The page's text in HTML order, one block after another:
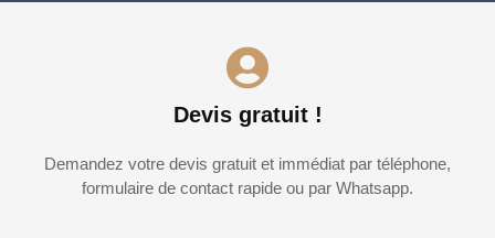
Devis gratuit !
Demandez votre devis gratuit et immédiat par téléphone,
formulaire de contact rapide ou par Whatsapp.